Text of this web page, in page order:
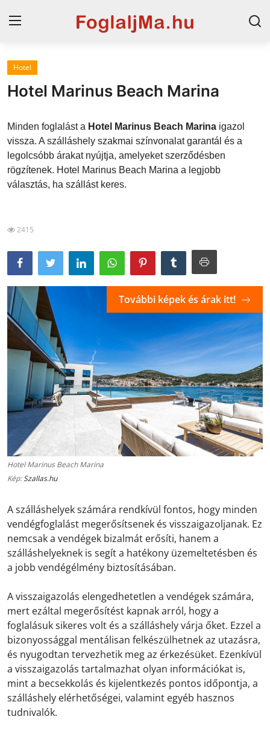
Magyarország
Szállások a Balatonon
Horvátország
Blog
Hotel
Hotel Marinus Beach Marina
Minden foglalást a Hotel Marinus Beach Marina igazol
vissza. A szálláshely szakmai színvonalat garantál és a
legolcsóbb árakat nyújtja, amelyeket szerződésben
rögzítenek. Hotel Marinus Beach Marina a legjobb
választás, ha szállást keres.
2415
Hotel Marinus Beach Marina
Kép:Szallas.hu
További képek és árak itt!
A szálláshelyek számára rendkívül fontos, hogy minden
vendégfoglalást megerősítsenek és visszaigazoljanak. Ez
nemcsak a vendégek bizalmát erősíti, hanem a
szálláshelyeknek is segít a hatékony üzemeltetésben és
a jobb vendégélmény biztosításában.
A visszaigazolás elengedhetetlen a vendégek számára,
mert ezáltal megerősítést kapnak arról, hogy a
foglalásuk sikeres volt és a szálláshely várja őket. Ezzel a
bizonyossággal mentálisan felkészülhetnek az utazásra,
és nyugodtan tervezhetik meg az érkezésüket. Ezenkívül
a visszaigazolás tartalmazhat olyan információkat is,
mint a becsekkolás és kijelentkezés pontos időpontja, a
szálláshely elérhetőségei, valamint egyéb hasznos
tudnivalók.